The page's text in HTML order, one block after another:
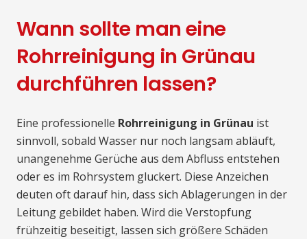
Wann sollte man eine
Rohrreinigung in Grünau
durchführen lassen?
Eine professionelle Rohrreinigung in Grünau ist
sinnvoll, sobald Wasser nur noch langsam abläuft,
unangenehme Gerüche aus dem Abfluss entstehen
oder es im Rohrsystem gluckert. Diese Anzeichen
deuten oft darauf hin, dass sich Ablagerungen in der
Leitung gebildet haben. Wird die Verstopfung
frühzeitig beseitigt, lassen sich größere Schäden